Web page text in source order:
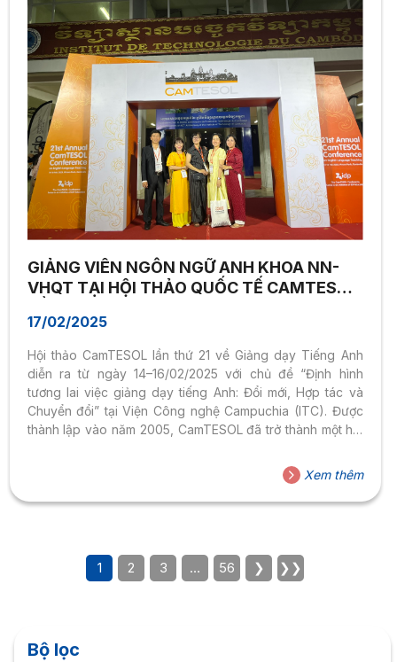
GIẢNG VIÊN NGÔN NGỮ ANH KHOA NN-
VHQT TẠI HỘI THẢO QUỐC TẾ CAMTESOL
17/02/2025
Hội thảo CamTESOL lần thứ 21 về Giảng dạy Tiếng Anh
diễn ra từ ngày 14–16/02/2025 với chủ đề “Định hình
tương lai việc giảng dạy tiếng Anh: Đổi mới, Hợp tác và
Chuyển đổi” tại Viện Công nghệ Campuchia (ITC). Được
thành lập vào năm 2005, CamTESOL đã trở thành một hội
Á – Thái Bình Dương dành cho các chuyên gia trong lĩnh
vực giảng dạy tiếng Anh và các vấn đề liên quan. Hội
thảo được tổ chức với quy mô lớn mỗi năm với 1500-
Xem thêm
1 2 3 … 56 ❯ ❯❯
Bộ lọc